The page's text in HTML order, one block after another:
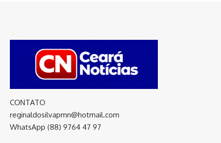
CONTATO
reginaldosilvapmn@hotmail.com
WhatsApp (88) 9764 47 97